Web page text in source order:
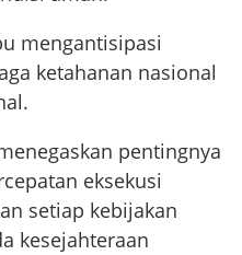
mengantisipasi
ketahanan nasional
pentingnya
eksekusi
setiap kebijakan
kesejahteraan